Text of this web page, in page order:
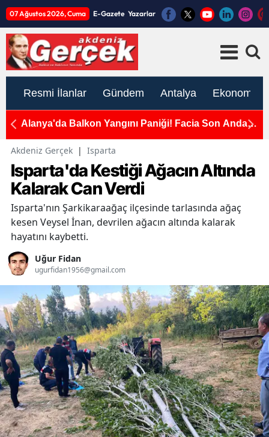
07 Ağustos 2026, Cuma E-Gazete Yazarlar
Resmi İlanlar Gündem Antalya Ekonomi
Antalyaspor'dan Transfer ve Destek Çağrısı:
Akdeniz Gerçek | Isparta
Isparta'da Kestiği Ağacın Altında
Kalarak Can Verdi
Isparta'nın Şarkikaraağaç ilçesinde tarlasında ağaç
kesen Veysel İnan, devrilen ağacın altında kalarak
hayatını kaybetti.
Uğur Fidan
ugurfidan1956@gmail.com